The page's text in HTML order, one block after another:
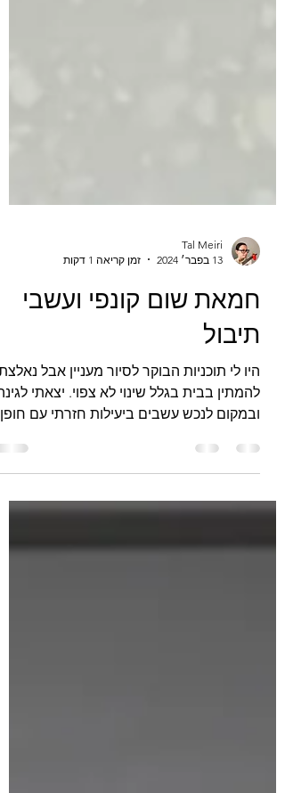
Tal Meiri
13 בפבר׳ 2024
זמן קריאה 1 דקות
חמאת שום קונפי ועשבי
תיבול
היו לי תוכניות הבוקר לסיור מעניין אבל
להמתין בבית בגלל שינוי לא צפוי. יצאתי